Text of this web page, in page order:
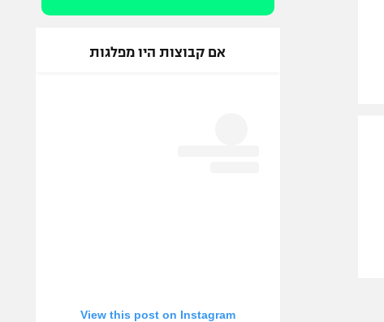
אם קבוצות היו מפלגות
View this post on Instagram